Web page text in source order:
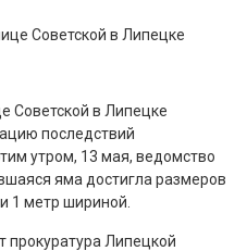
Советской в Липецке
последствий
утром, 13 мая, ведомство
яма достигла размеров
1 метр шириной.
прокуратура Липецкой